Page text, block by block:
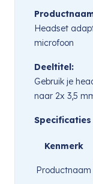
Headset
microfoon
Deeltitel:
Gebruik je
naar 2x 3,5
Kenmerk
Productnaam